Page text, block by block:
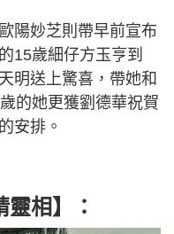
陽妙芝則帶早前宣布
15歲細仔方玉亨到
明送上驚喜，帶她和
的她更獲劉德華祝賀
安排。
相】：